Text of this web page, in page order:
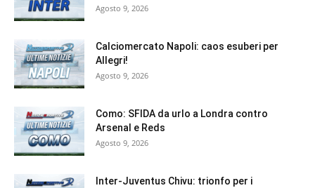
Agosto 9, 2026
Calciomercato Napoli: caos esuberi per
Allegri!
Agosto 9, 2026
Como: SFIDA da urlo a Londra contro
Arsenal e Reds
Agosto 9, 2026
Inter-Juventus Chivu: trionfo per i